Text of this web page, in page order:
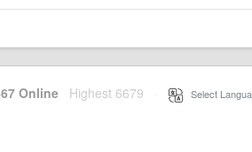
Online Highest 6679 Select